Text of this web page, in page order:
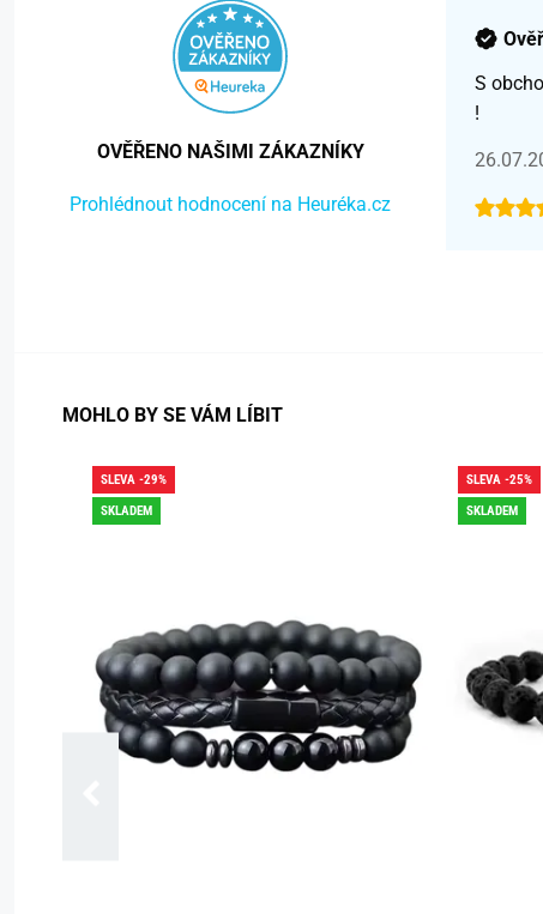
OVĚŘENO NAŠIMI ZÁKAZNÍKY
Prohlédnout hodnocení na Heuréka.cz
S
!
MOHLO BY SE VÁM LÍBIT
SLEVA -29%
SKLADEM
SLEVA -25%
SKLADEM